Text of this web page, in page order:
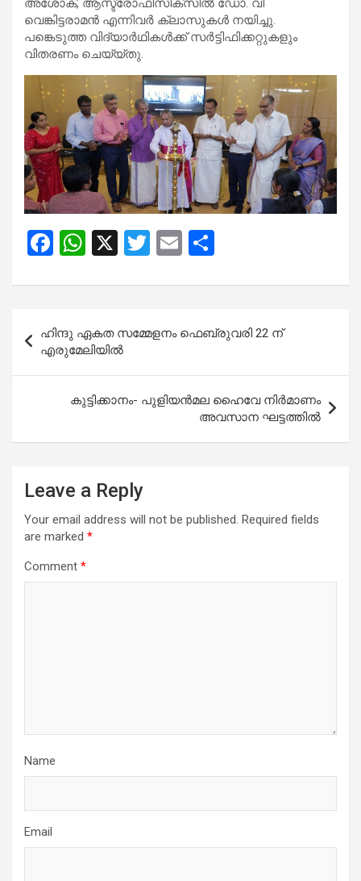
അശോക്, ആസ്ട്രോഫിസിക്സില്‍ ഡോ. വി
വെങ്കിട്ടരാമൻ എന്നിവർ ക്ലാസുകൾ നയിച്ചു.
പങ്കെടുത്ത വിദ്യാര്‍ഥികള്‍ക്ക് സര്‍ട്ടിഫിക്കറ്റുകളും
വിതരണം ചെയ്യ്തു.
F
ce
b
o
o
W
at
A
p
p
X
T
tt
E
ail ar
e
navigation
ഹിന്ദു ഏകത സമ്മേളനം ഫെബ്രുവരി 22 ന്
എരുമേലിയില്‍
കുട്ടിക്കാനം- പുളിയന്‍മല ഹൈവേ നിര്‍മാണം
അവസാന ഘട്ടത്തില്‍
Leave a Reply
Your email address will not be published. Required fields
are marked *
Comment *
Name
Email